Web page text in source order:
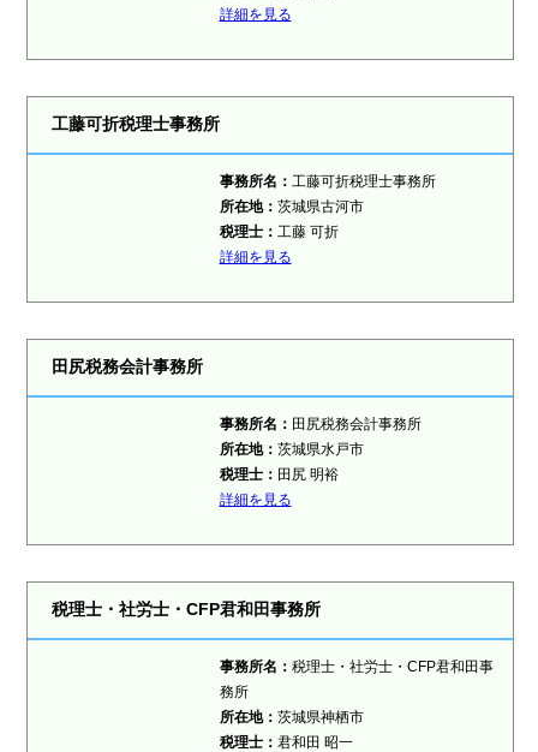
詳細を見る
工藤可折税理士事務所
事務所名： 工藤可折税理士事務所
所在地： 茨城県古河市
税理士： 工藤 可折
詳細を見る
田尻税務会計事務所
事務所名： 田尻税務会計事務所
所在地： 茨城県水戸市
税理士： 田尻 明裕
詳細を見る
税理士・社労士・CFP君和田事務所
事務所名： 税理士・社労士・CFP君和田事
務所
所在地： 茨城県神栖市
税理士： 君和田 昭一